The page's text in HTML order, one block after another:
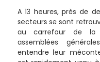
A 13 heures, près de
secteurs se sont
au carrefour de la
assemblées
entendre leur